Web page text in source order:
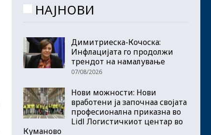
НАЈНОВИ
Димитриеска-Кочоска:
Инфлацијата го продолжи
трендот на намалување
07/08/2026
Нови можности: Нови
вработени ја започнаа својата
професионална приказна во
Lidl Логистичкиот центар во
Куманово